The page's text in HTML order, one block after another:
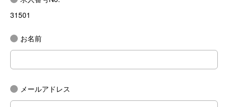
31501
お名前
メールアドレス